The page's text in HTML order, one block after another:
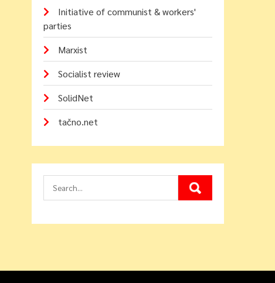
Initiative of communist & workers'
parties
Marxist
Socialist review
SolidNet
tačno.net